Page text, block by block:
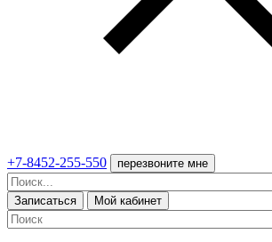
+7-8452-255-550 перезвоните мне
Записаться Мой кабинет